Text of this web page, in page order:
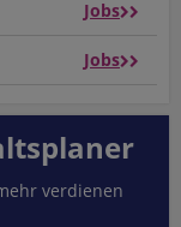
Jobs
Jobs
verdienen